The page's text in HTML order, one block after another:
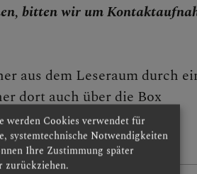
bitten wir um
aus dem Leseraum durch
dort auch über die Box
werden Cookies verwendet für
systemtechnische Notwendigkeiten
Ihre Zustimmung später
zurückziehen.